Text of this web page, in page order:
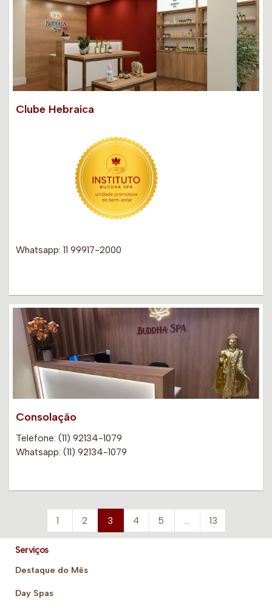
Clube Hebraica
Whatsapp: 11 99917-2000
Consolação
Telefone: (11) 92134-1079
Whatsapp: (11) 92134-1079
1 2 3 4 5 … 13
Serviços
Destaque do Mês
Day Spas